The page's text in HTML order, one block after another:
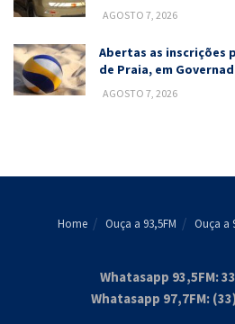
AGOSTO 7, 2026
Abertas as inscrições
de Praia, em
AGOSTO 7, 2026
Home Ouça a 93,5FM Ouça a
Whatasapp 93,5FM:
Whatasapp 97,7FM: